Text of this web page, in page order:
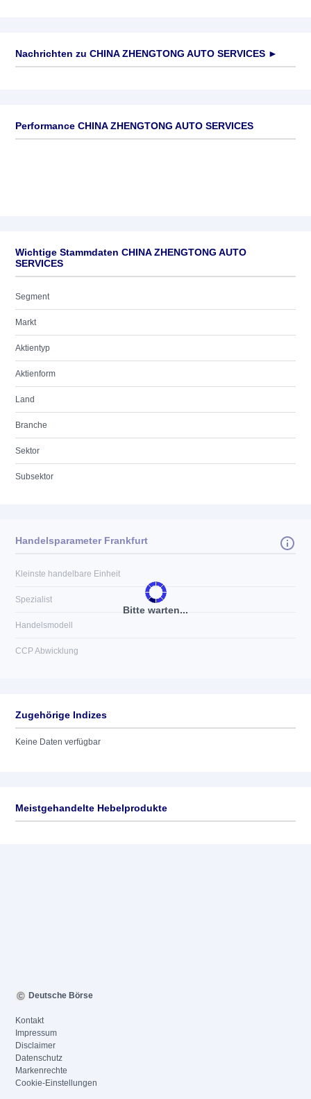
Nachrichten zu CHINA ZHENGTONG AUTO SERVICES ►
Performance CHINA ZHENGTONG AUTO SERVICES
Wichtige Stammdaten CHINA ZHENGTONG AUTO
SERVICES
Segment
Markt
Aktientyp
Aktienform
Land
Branche
Sektor
Subsektor
Bitte warten...
Handelsparameter Frankfurt
Kleinste handelbare Einheit
Spezialist
Handelsmodell
CCP Abwicklung
Zugehörige Indizes
Keine Daten verfügbar
Meistgehandelte Hebelprodukte
Deutsche Börse
Kontakt
Impressum
Disclaimer
Datenschutz
Markenrechte
Cookie-Einstellungen